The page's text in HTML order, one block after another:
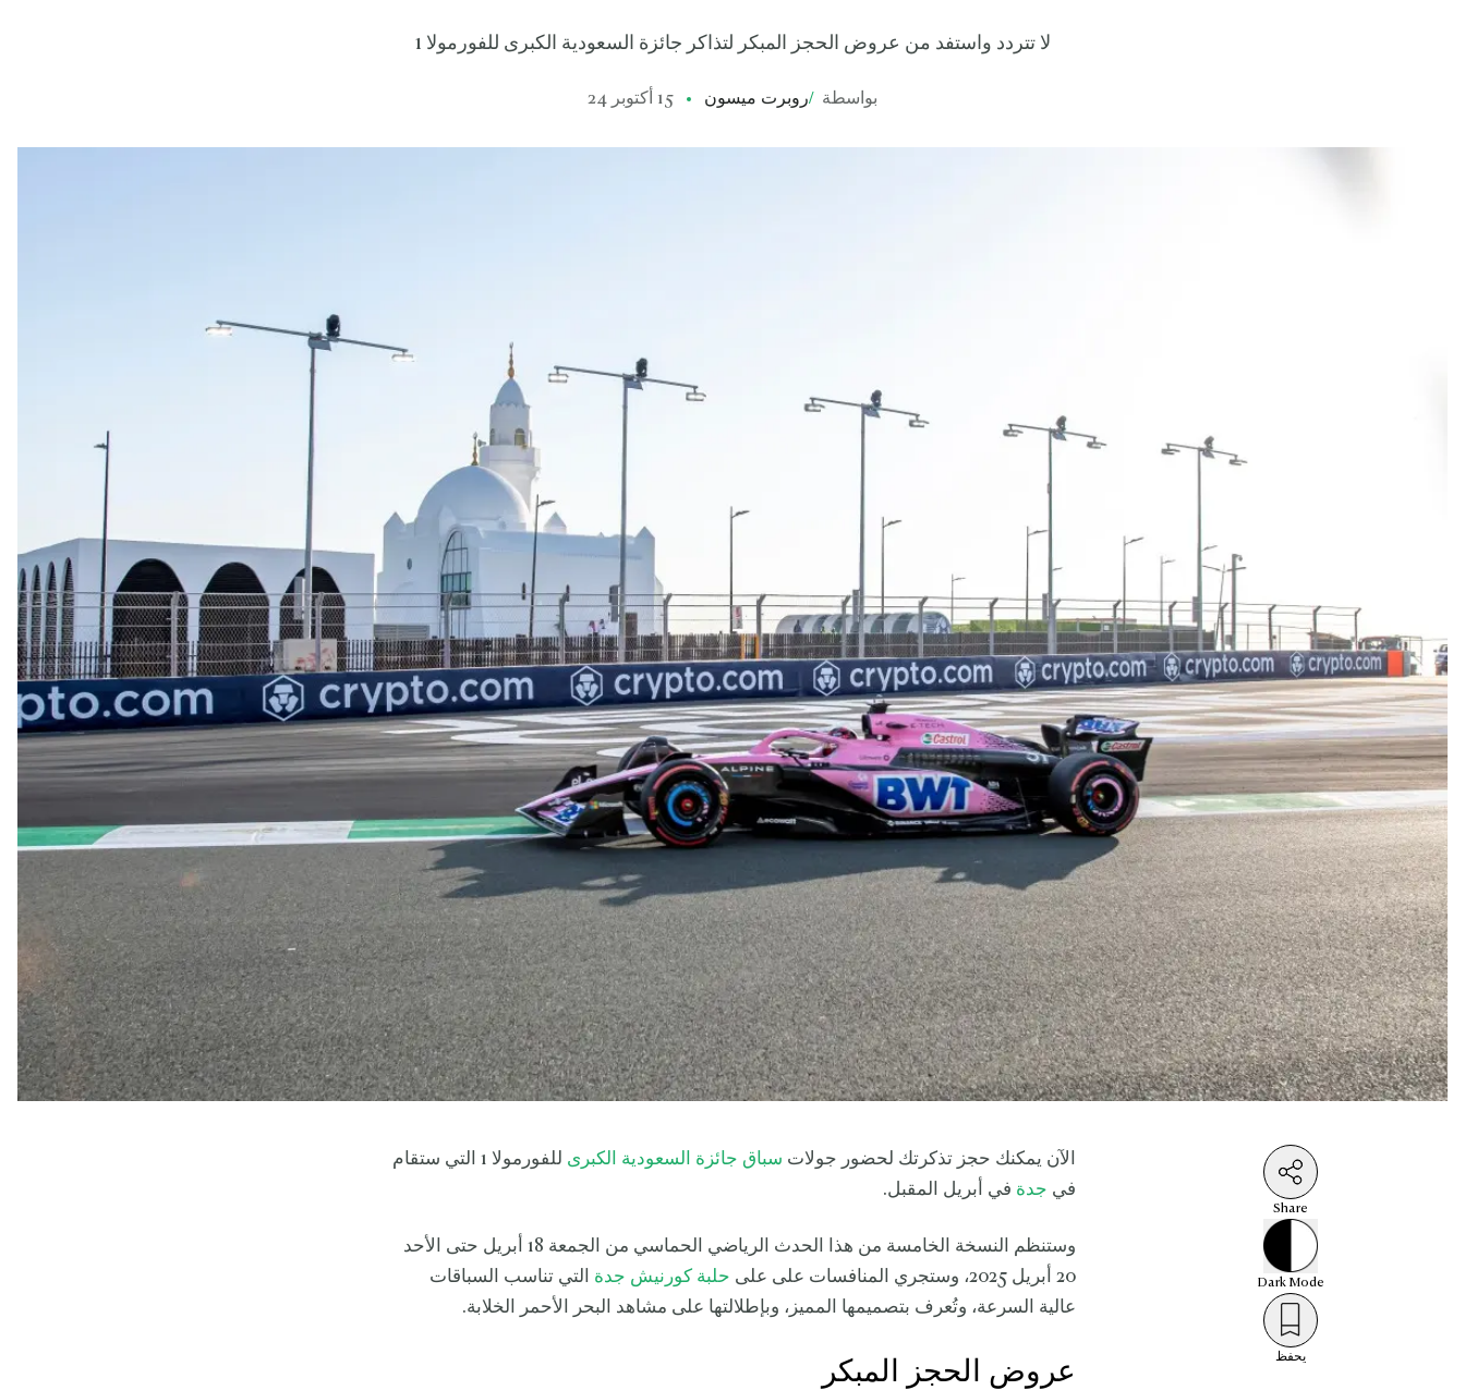
لا تتردد واستفد من عروض الحجز المبكر لتذاكر جائزة السعودية الكبرى للفورمولا 1
بواسطة /روبرت ميسون 15 أكتوبر 24
Share
DarkMode
يحفظ
الآن يمكنك حجز تذكرتك لحضور جولات سباق جائزة السعودية الكبرى
للفورمولا 1 التي ستقام
في جدة في أبريل المقبل.
وستنظم النسخة الخامسة من هذا الحدث الرياضي الحماسي من الجمعة 18 أبريل حتى الأحد
20 أبريل 2025، وستجري المنافسات على على
حلبة كورنيش جدة التي تناسب السباقات
عالية السرعة، وتُعرف بتصميمها المميز، وبإطلالتها على مشاهد البحر الأحمر الخلابة.
عروض الحجز المبكر